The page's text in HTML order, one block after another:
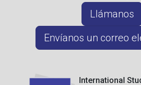
Llámanos
Envíanos un correo
International